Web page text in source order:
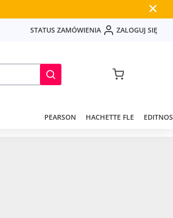
✕
STATUS ZAMÓWIENIA ZALOGUJ SIĘ
PEARSON HACHETTE FLE EDITNOS